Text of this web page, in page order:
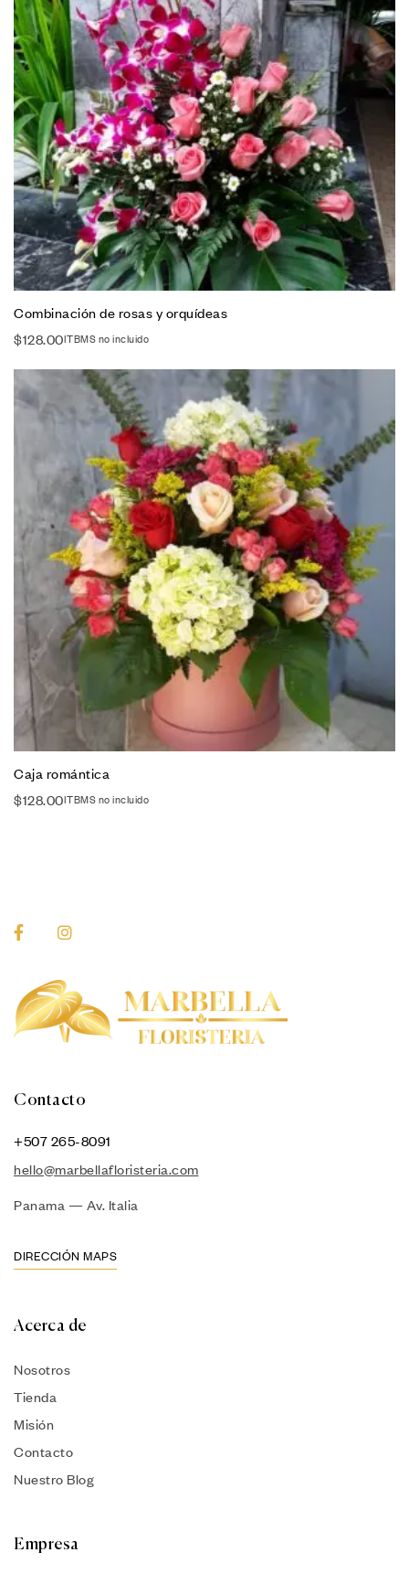
Combinación de rosas y orquídeas
$128.00ITBMS no incluido
Caja romántica
$128.00ITBMS no incluido
Contacto
+507 265-8091
hello@marbellafloristeria.com
Panama — Av. Italia
DIRECCIÓN MAPS
Acerca de
Nosotros
Tienda
Misión
Contacto
Nuestro Blog
Empresa